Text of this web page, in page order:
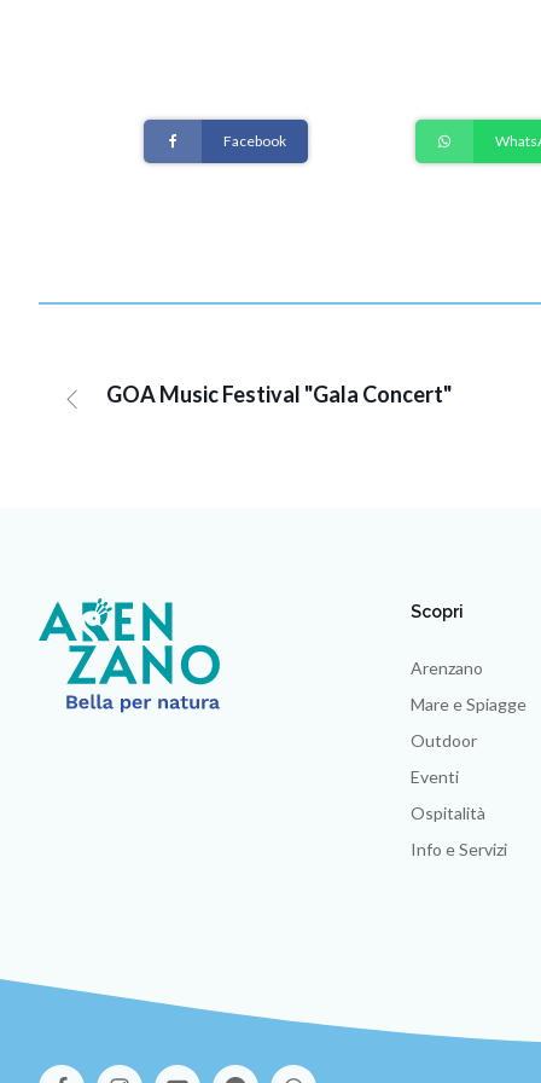
Facebook
GOA Music Festival "Gala Concert"
Scopri
Arenzano
Mare e Spiagge
Outdoor
Eventi
Ospitalità
Info e Servizi